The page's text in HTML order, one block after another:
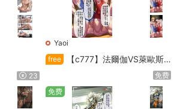
23
Yaoi
free
【c777】法爾伽VS萊歐斯
免费
免费